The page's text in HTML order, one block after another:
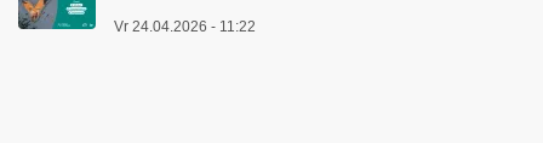
Vr 24.04.2026 - 11:22